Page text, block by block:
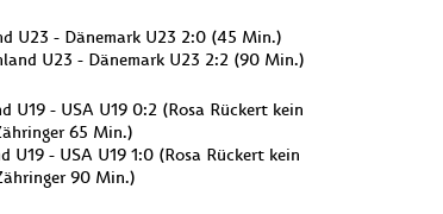
U23 - Dänemark U23 2:0 (45 Min.)
U23 - Dänemark U23 2:2 (90 Min.)
U19 - USA U19 0:2 (Rosa Rückert kein
65 Min.)
- USA U19 1:0 (Rosa Rückert kein
90 Min.)